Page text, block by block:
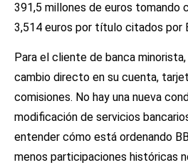
391,5 millones de euros tomando
3,514 euros por título citados por
Para el cliente de banca
cambio directo en su cuenta,
comisiones. No hay una nueva
modificación de servicios
entender cómo está ordenando
menos participaciones históricas